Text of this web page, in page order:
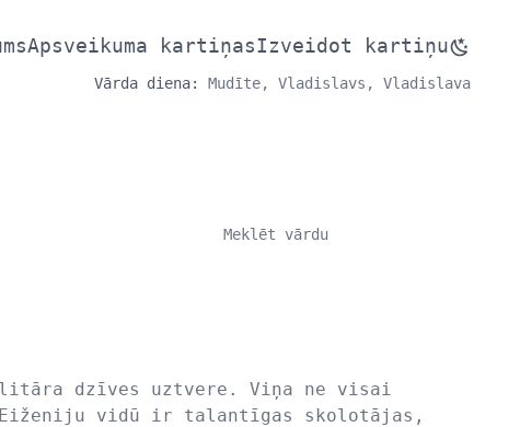
Apsveikuma kartiņasIzveidot kartiņu
Vārda diena: Mudīte, Vladislavs, Vladislava
dzīves uztvere. Viņa ne visai
vidū ir talantīgas skolotājas,